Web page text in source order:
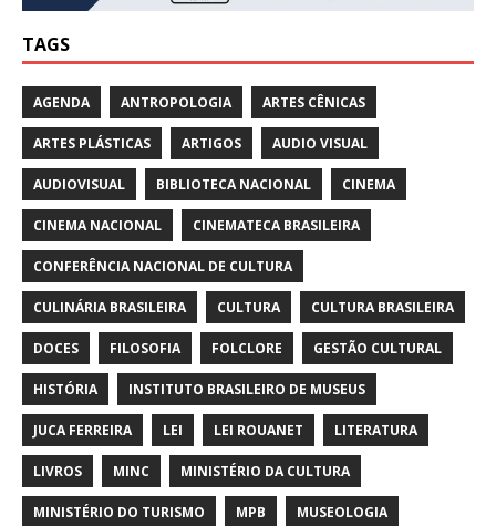
TAGS
AGENDA ANTROPOLOGIA ARTES CÊNICAS
ARTES PLÁSTICAS ARTIGOS AUDIO VISUAL
AUDIOVISUAL BIBLIOTECA NACIONAL CINEMA
CINEMA NACIONAL CINEMATECA BRASILEIRA
CONFERÊNCIA NACIONAL DE CULTURA
CULINÁRIA BRASILEIRA CULTURA CULTURA BRASILEIRA
DOCES FILOSOFIA FOLCLORE GESTÃO CULTURAL
HISTÓRIA INSTITUTO BRASILEIRO DE MUSEUS
JUCA FERREIRA LEI LEI ROUANET LITERATURA
LIVROS MINC MINISTÉRIO DA CULTURA
MINISTÉRIO DO TURISMO MPB MUSEOLOGIA